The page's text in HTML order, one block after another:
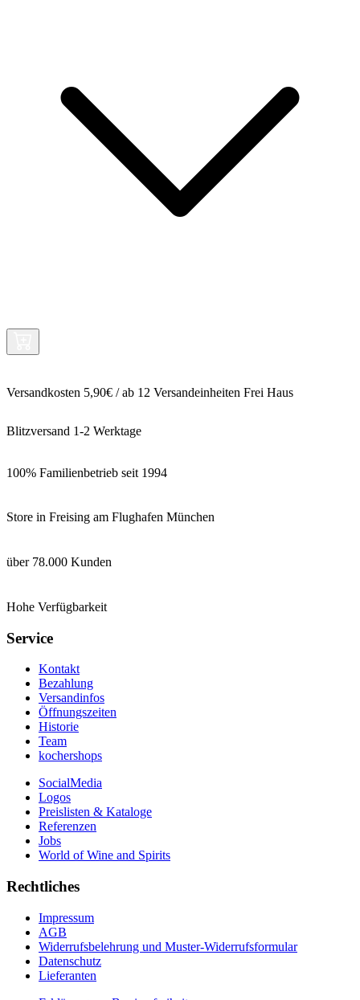
Versandkosten 5,90€ / ab 12 Versandeinheiten Frei Haus
Blitzversand 1-2 Werktage
100% Familienbetrieb seit 1994
Store in Freising am Flughafen München
über 78.000 Kunden
Hohe Verfügbarkeit
Service
Kontakt
Bezahlung
Versandinfos
Öffnungszeiten
Historie
Team
kochershops
SocialMedia
Logos
Preislisten & Kataloge
Referenzen
Jobs
World of Wine and Spirits
Rechtliches
Impressum
AGB
Widerrufsbelehrung und Muster-Widerrufsformular
Datenschutz
Lieferanten